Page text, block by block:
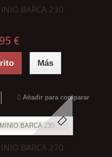
BARCA 230
€
Más
Añadir para comparar
BARCA 270